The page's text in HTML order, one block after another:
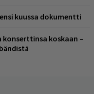
kuussa dokumentti
koskaan –